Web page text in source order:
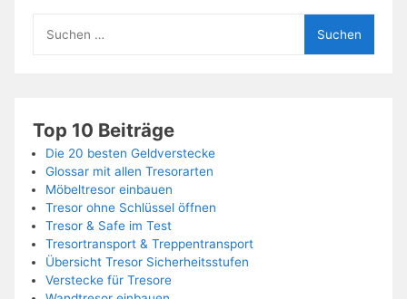
nach:
Top 10 Beiträge
Die 20 besten Geldverstecke
Glossar mit allen Tresorarten
Möbeltresor einbauen
Tresor ohne Schlüssel öffnen
Tresor & Safe im Test
Tresortransport & Treppentransport
Übersicht Tresor Sicherheitsstufen
Verstecke für Tresore